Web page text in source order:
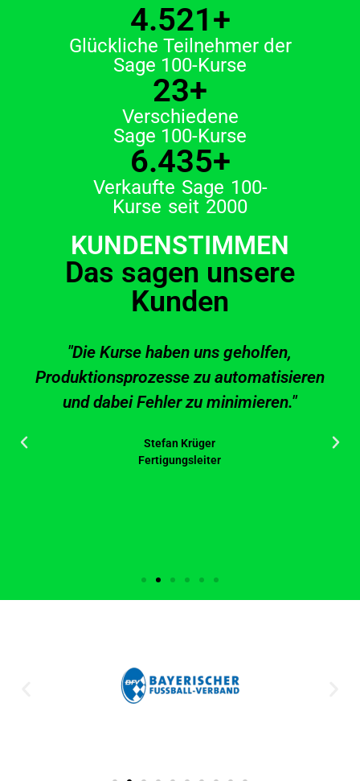
Glückliche Teilnehmer der
Sage 100-Kurse
4.521+
Verschiedene
Sage 100-Kurse
23+
Verkaufte Sage 100-
Kurse seit 2000
6.435+
KUNDENSTIMMEN
Das sagen unsere
Kunden
"Die Kurse haben uns geholfen,
Produktionsprozesse zu automatisieren
und dabei Fehler zu minimieren."
Stefan Krüger
Fertigungsleiter